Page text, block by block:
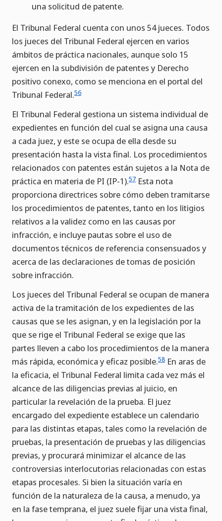
una solicitud de patente.
El Tribunal Federal cuenta con unos 54 jueces. Todos
los jueces del Tribunal Federal ejercen en varios
ámbitos de práctica nacionales, aunque solo 15
ejercen en la subdivisión de patentes y Derecho
positivo conexo, como se menciona en el portal del
Tribunal Federal.56
El Tribunal Federal gestiona un sistema individual de
expedientes en función del cual se asigna una causa
a cada juez, y este se ocupa de ella desde su
presentación hasta la vista final. Los procedimientos
relacionados con patentes están sujetos a la Nota de
práctica en materia de PI (IP-1).57 Esta nota
proporciona directrices sobre cómo deben tramitarse
los procedimientos de patentes, tanto en los litigios
relativos a la validez como en las causas por
infracción, e incluye pautas sobre el uso de
documentos técnicos de referencia consensuados y
acerca de las declaraciones de tomas de posición
sobre infracción.
Los jueces del Tribunal Federal se ocupan de manera
activa de la tramitación de los expedientes de las
causas que se les asignan, y en la legislación por la
que se rige el Tribunal Federal se exige que las
partes lleven a cabo los procedimientos de la manera
más rápida, económica y eficaz posible.58 En aras de
la eficacia, el Tribunal Federal limita cada vez más el
alcance de las diligencias previas al juicio, en
particular la revelación de la prueba. El juez
encargado del expediente establece un calendario
para las distintas etapas, tales como la revelación de
pruebas, la presentación de pruebas y las diligencias
previas, y procurará minimizar el alcance de las
controversias interlocutorias relacionadas con estas
etapas procesales. Si bien la situación varía en
función de la naturaleza de la causa, a menudo, ya
en la fase temprana, el juez suele fijar una vista final,